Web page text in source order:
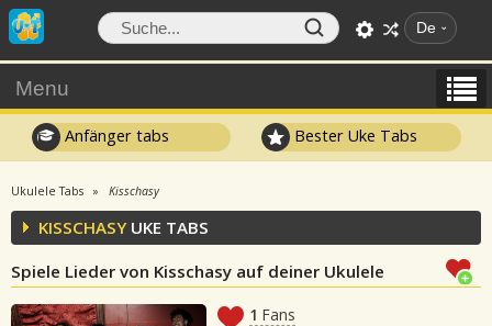
De
Menu
Anfänger tabs Bester Uke Tabs
Ukulele Tabs Kisschasy
KISSCHASYUKE TABS
Spiele Lieder von Kisschasy auf deiner Ukulele
1 Fans